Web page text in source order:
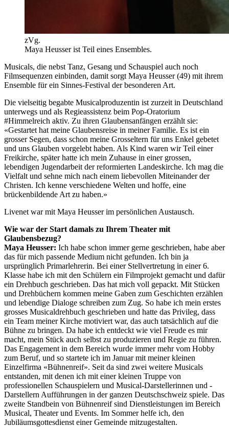
zVg.
Maya Heusser ist Teil eines Ensembles.
Musicals, die nebst Tanz, Gesang und Schauspiel auch noch
Filmsequenzen einbinden, damit sorgt Maya Heusser (49) mit ihrem
Ensemble für ein Sinnes-Festival der besonderen Art.
Die vielseitig begabte Musicalproduzentin ist zurzeit in Deutschland
unterwegs und als Regieassistenz beim Pop-Oratorium
#Himmelreich aktiv. Zu ihren Glaubensanfängen erzählt sie:
«Gestartet hat meine Glaubensreise in meiner Familie. Es ist ein
grosser Segen, dass schon meine Grosseltern für uns Enkel gebetet
und uns Glauben vorgelebt haben. Als Kind waren wir Teil einer
Freikirche, später hatte ich mein Zuhause in einer grossen,
lebendigen Jugendarbeit der reformierten Landeskirche. Ich mag die
Vielfalt und sehne mich nach einem liebevollen Miteinander der
Christen. Ich kenne verschiedene Welten und hoffe, eine
brückenbildende Art zu haben.»
Livenet war mit Maya Heusser im persönlichen Austausch.
Wie war der Start damals zu Ihrem Theater mit
Glaubensbezug?
Maya Heusser: Ich habe schon immer gerne geschrieben, habe aber
das für mich passende Medium nicht gefunden. Ich bin ja
ursprünglich Primarlehrerin. Bei einer Stellvertretung in einer 6.
Klasse habe ich mit den Schülern ein Filmprojekt gemacht und dafür
ein Drehbuch geschrieben. Das hat mich voll gepackt. Mit Stücken
und Drehbüchern kommen meine Gaben zum Geschichten erzählen
und lebendige Dialoge schreiben zum Zug. So habe ich mein erstes
grosses Musicaldrehbuch geschrieben und hatte das Privileg, dass
ein Team meiner Kirche motiviert war, das auch tatsächlich auf die
Bühne zu bringen. Da habe ich entdeckt wie viel Freude es mir
macht, mein Stück auch selbst zu produzieren und Regie zu führen.
Das Engagement in dem Bereich wurde immer mehr vom Hobby
zum Beruf, und so startete ich im Januar mit meiner kleinen
Einzelfirma «Bühnenreif». Seit da sind zwei weitere Musicals
entstanden, mit denen ich mit einer kleinen Truppe von
professionellen Schauspielern und Musical-Darstellerinnen und -
Darstellern Aufführungen in der ganzen Deutschschweiz spiele. Das
zweite Standbein von Bühnenreif sind Dienstleistungen im Bereich
Musical, Theater und Events. Im Sommer helfe ich, den
Jubiläumsgottesdienst einer Gemeinde mitzugestalten.